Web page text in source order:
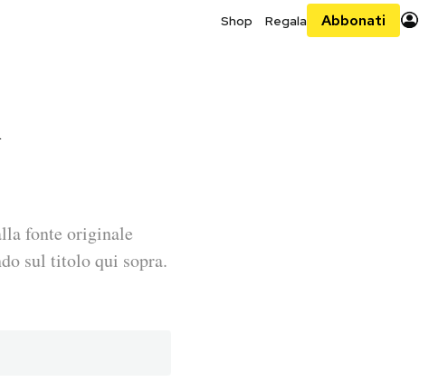
Shop Regala Abbonati
fonte originale
sul titolo qui sopra.